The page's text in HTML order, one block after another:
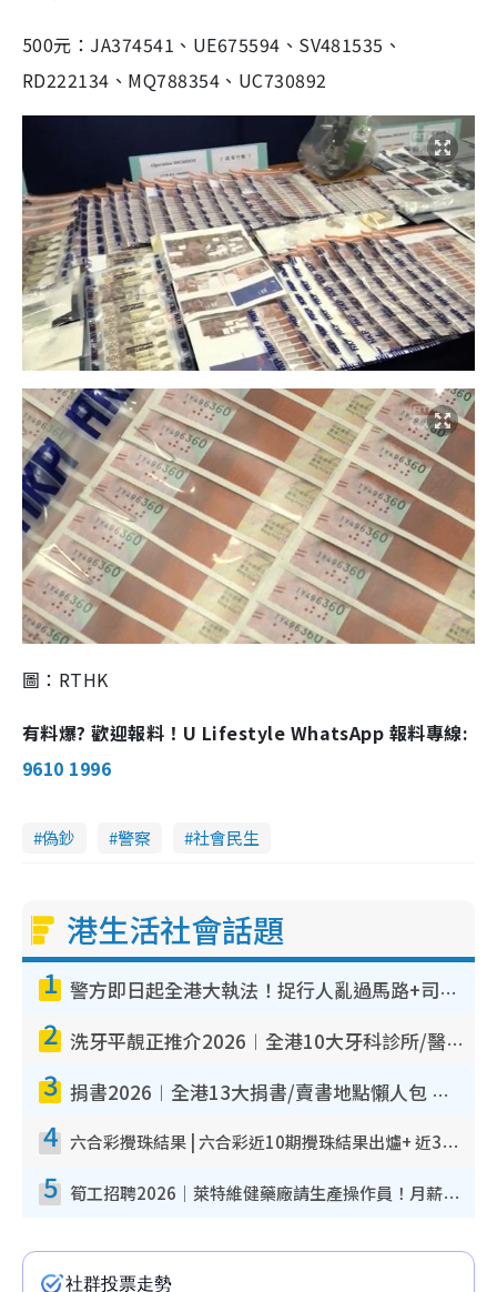
500元：JA374541、UE675594、SV481535、
RD222134、MQ788354、UC730892
圖：RTHK
有料爆? 歡迎報料！U Lifestyle WhatsApp 報料專線:
9610 1996
偽鈔 警察 社會民生
港生活社會話題
1 警方即日起全港大執法！捉行人亂過馬路+司機不專注駕駛！亂過馬路罰$2000
2 洗牙平靚正推介2026︱全港10大牙科診所/醫院懶人包 夜診至8點/鎮靜潔牙/醫療券適用
3 捐書2026︱全港13大捐書/賣書地點懶人包 二手課本最高$150＋舊書換免費咖啡/戲票
4 六合彩攪珠結果 | 六合彩近10期攪珠結果出爐+ 近30期最旺熱門中獎號碼
5 筍工招聘2026｜萊特維健藥廠請生產操作員！月薪高達$1.7萬 冷氣廠房/五天工作/保證雙糧